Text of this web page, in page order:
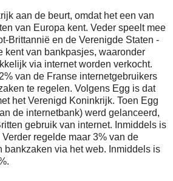
aan de beurt, omdat het een van
van Europa kent. Veder speelt mee
Brittannië en de Verenigde Staten -
kent van bankpasjes, waaronder
via internet worden verkocht.
van de Franse internetgebruikers
te regelen. Volgens Egg is dat
het Verenigd Koninkrijk. Toen Egg
de internetbank) werd gelanceerd,
gebruik van internet. Inmiddels is
regelde maar 3% van de
bankzaken via het web. Inmiddels is